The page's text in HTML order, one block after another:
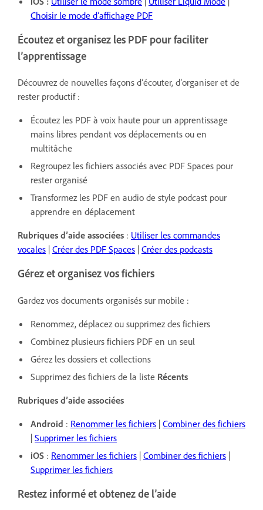
Choisir le mode d’affichage PDF
Écoutez et organisez les PDF pour faciliter
l’apprentissage
Découvrez de nouvelles façons d’écouter, d’organiser et de
rester productif :
Écoutez les PDF à voix haute pour un apprentissage
mains libres pendant vos déplacements ou en
multitâche
Regroupez les fichiers associés avec PDF Spaces pour
rester organisé
Transformez les PDF en audio de style podcast pour
apprendre en déplacement
Rubriques d’aide associées : Utiliser les commandes
vocales | Créer des PDF Spaces | Créer des podcasts
Gérez et organisez vos fichiers
Gardez vos documents organisés sur mobile :
Renommez, déplacez ou supprimez des fichiers
Combinez plusieurs fichiers PDF en un seul
Gérez les dossiers et collections
Supprimez des fichiers de la liste Récents
Rubriques d’aide associées
Android : Renommer les fichiers | Combiner des fichiers
| Supprimer les fichiers
iOS : Renommer les fichiers | Combiner des fichiers |
Supprimer les fichiers
Restez informé et obtenez de l’aide